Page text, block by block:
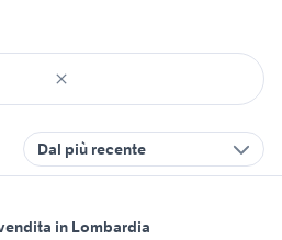
Dal più recente
in Lombardia